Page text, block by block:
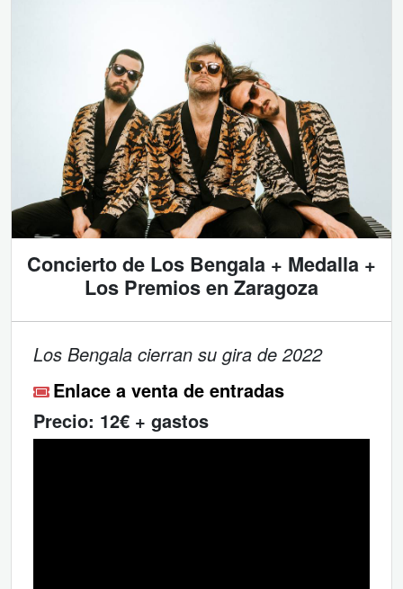
Concierto de Los Bengala + Medalla +
Los Premios en Zaragoza
Los Bengala cierran su gira de 2022
Enlace a venta de entradas
Precio: 12€ + gastos